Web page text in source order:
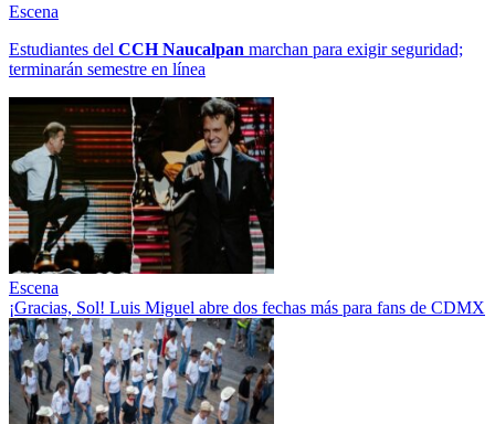
Escena
Estudiantes del CCH Naucalpan marchan para exigir seguridad;
terminarán semestre en línea
Escena
¡Gracias, Sol! Luis Miguel abre dos fechas más para fans de CDMX